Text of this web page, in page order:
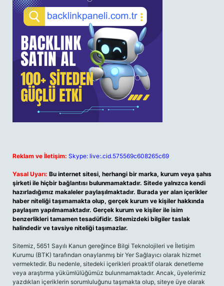
Reklam ve İletişim: Skype: live:.cid.575569c608265c69
Yasal Uyarı: Bu internet sitesi, herhangi bir marka, kurum veya şahıs
şirketi ile hiçbir bağlantısı bulunmamaktadır. Sitede yalnızca kendi
hazırladığımız makaleler paylaşılmaktadır. Burada yer alan içerikler
haber niteliği taşımamakta olup, gerçek kurum ve kişiler hakkında
paylaşım yapılmamaktadır. Gerçek kurum ve kişiler ile isim
benzerlikleri tamamen tesadüfidir. Sitemizdeki bilgiler taslak
halindedir ve tavsiye niteliği taşımazlar.
Sitemiz, 5651 Sayılı Kanun gereğince Bilgi Teknolojileri ve İletişim
Kurumu (BTK) tarafından onaylanmış bir Yer Sağlayıcı olarak hizmet
vermektedir. Bu nedenle, sitedeki içerikleri proaktif olarak denetleme
veya araştırma yükümlülüğümüz bulunmamaktadır. Ancak, üyelerimiz
yazdıkları içeriklerin sorumluluğunu taşımakta olup, siteye üye olarak